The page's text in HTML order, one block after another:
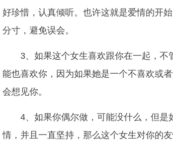
好珍惜，认真倾听。也许这就是爱情的开
分寸，避免误会。
3、如果这个女生喜欢跟你在一起，
能也喜欢你，因为如果她是一个不喜欢或
会想见你。
4、如果你偶尔做，可能没什么，但
情，并且一直坚持，那么这个女生对你的友